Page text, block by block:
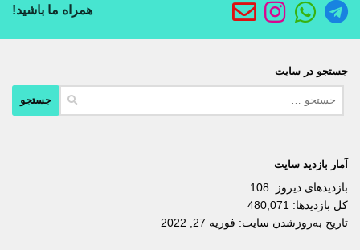
همراه ما باشید!
جستجو در سایت
آمار بازدید سایت
بازدیدهای دیروز: 108
کل بازدیدها: 480,071
تاریخ به‌روزشدن سایت: فوریه 27, 2022